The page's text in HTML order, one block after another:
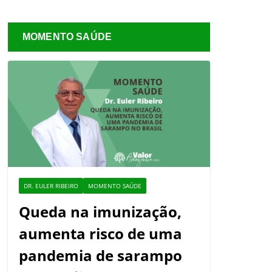
MOMENTO SAÚDE
DR. EULER RIBEIRO MOMENTO SAÚDE
Queda na imunização,
aumenta risco de uma
pandemia de sarampo